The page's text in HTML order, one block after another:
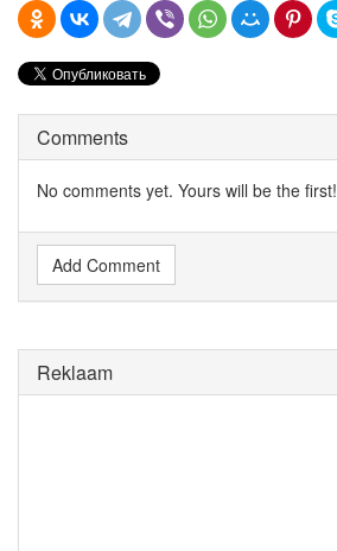
Comments
No comments yet. Yours will be the first!
Add Comment
Reklaam